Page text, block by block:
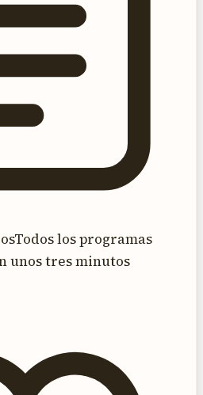
Todos los programas
unos tres minutos